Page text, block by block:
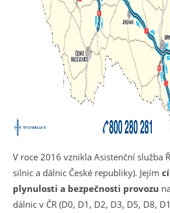
V roce 2016 vznikla Asistenční služba
silnic a dálnic České republiky). Jejím
plynulosti a bezpečnosti provozu
dálnic v ČR (D0, D1, D2, D3, D5, D8,